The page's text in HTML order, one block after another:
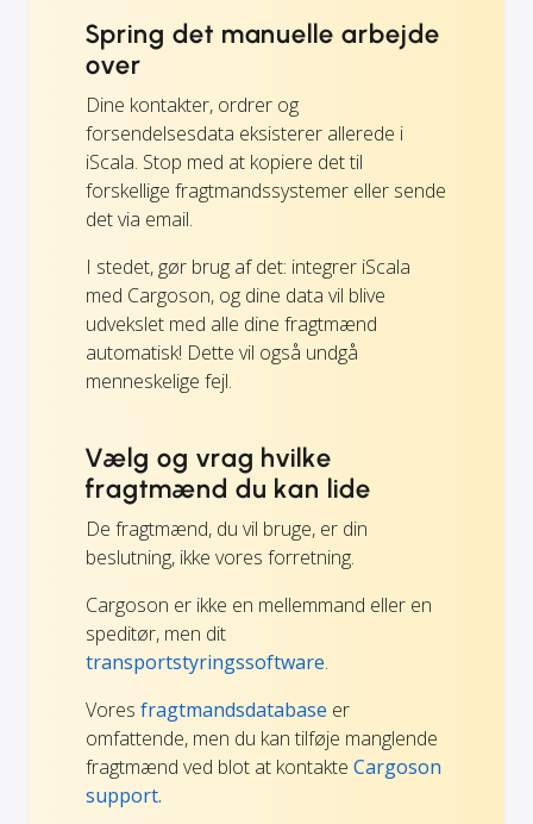
Spring det manuelle arbejde
over
Dine kontakter, ordrer og
forsendelsesdata eksisterer allerede i
iScala. Stop med at kopiere det til
forskellige fragtmandssystemer eller sende
det via email.
I stedet, gør brug af det: integrer iScala
med Cargoson, og dine data vil blive
udvekslet med alle dine fragtmænd
automatisk! Dette vil også undgå
menneskelige fejl.
Vælg og vrag hvilke
fragtmænd du kan lide
De fragtmænd, du vil bruge, er din
beslutning, ikke vores forretning.
Cargoson er ikke en mellemmand eller en
speditør, men dit
transportstyringssoftware.
Vores fragtmandsdatabase er
omfattende, men du kan tilføje manglende
fragtmænd ved blot at kontakte Cargoson
support.